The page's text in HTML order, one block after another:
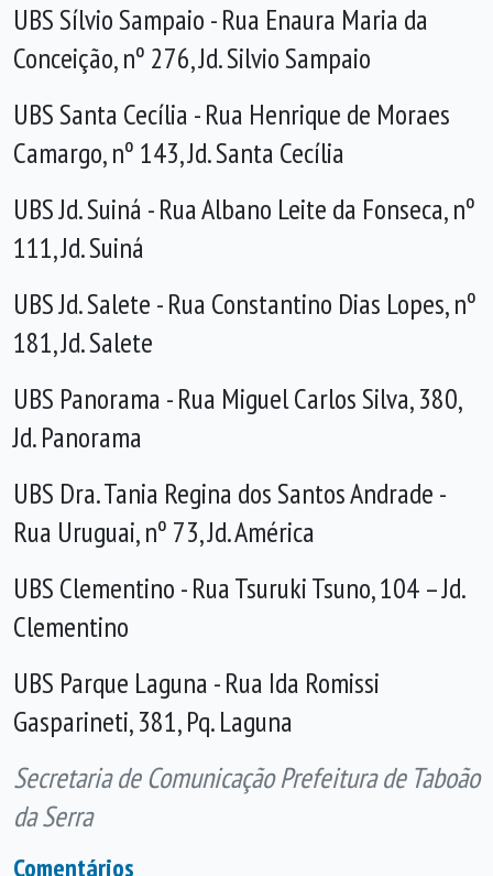
UBS Sílvio Sampaio - Rua Enaura Maria da
Conceição, nº 276, Jd. Silvio Sampaio
UBS Santa Cecília - Rua Henrique de Moraes
Camargo, nº 143, Jd. Santa Cecília
UBS Jd. Suiná - Rua Albano Leite da Fonseca, nº
111, Jd. Suiná
UBS Jd. Salete - Rua Constantino Dias Lopes, nº
181, Jd. Salete
UBS Panorama - Rua Miguel Carlos Silva, 380,
Jd. Panorama
UBS Dra. Tania Regina dos Santos Andrade -
Rua Uruguai, nº 73, Jd. América
UBS Clementino - Rua Tsuruki Tsuno, 104 – Jd.
Clementino
UBS Parque Laguna - Rua Ida Romissi
Gasparineti, 381, Pq. Laguna
Secretaria de Comunicação Prefeitura de Taboão
da Serra
Comentários